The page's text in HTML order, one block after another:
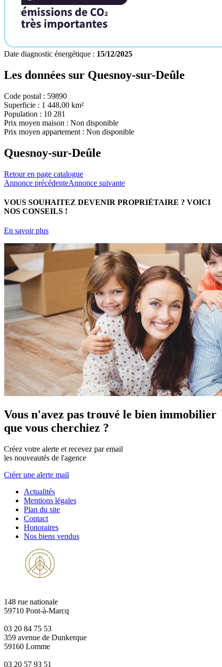
Date diagnostic énergétique : 15/12/2025
Les données sur Quesnoy-sur-Deûle
Code postal : 59890
Superficie : 1 448,00 km²
Population : 10 281
Prix moyen maison : Non disponible
Prix moyen appartement : Non disponible
Quesnoy-sur-Deûle
Retour en page catalogue
Annonce précédenteAnnonce suivante
VOUS SOUHAITEZ DEVENIR PROPRIÉTAIRE ? VOICI
NOS CONSEILS !
En savoir plus
Vous n'avez pas trouvé le bien immobilier
que vous cherchiez ?
Créez votre alerte et recevez par email
les nouveautés de l'agence
Créer une alerte mail
Actualités
Mentions légales
Plan du site
Contact
Honoraires
Nos biens vendus
148 rue nationale
59710 Pont-à-Marcq
03 20 84 75 53
359 avenue de Dunkerque
59160 Lomme
03 20 57 93 51